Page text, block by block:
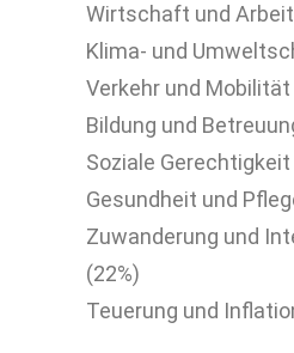
Wirtschaft und
Klima- und
Verkehr und Mobilität
Bildung und
Soziale Gerechtigkeit
Gesundheit und
Zuwanderung und
(22%)
Teuerung und